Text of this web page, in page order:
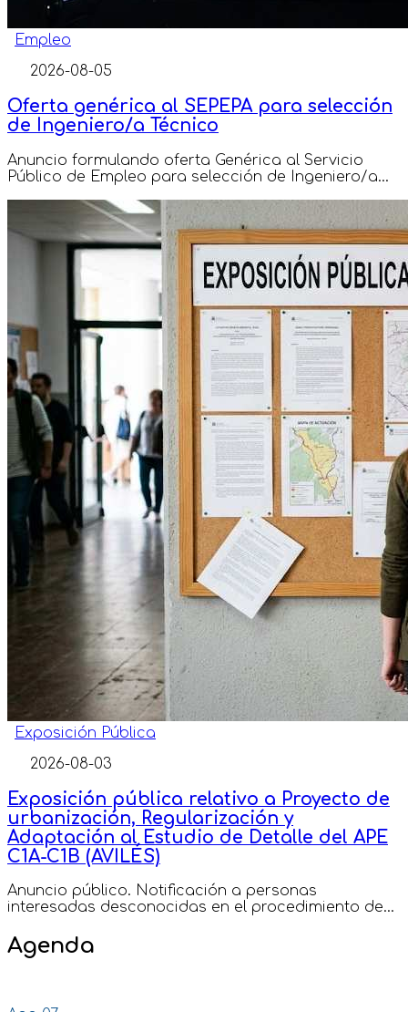
Empleo
2026-08-05
Oferta genérica al SEPEPA para selección
de Ingeniero/a Técnico
Anuncio formulando oferta Genérica al Servicio
Público de Empleo para selección de Ingeniero/a...
Exposición Pública
2026-08-03
Exposición pública relativo a Proyecto de
urbanización, Regularización y
Adaptación al Estudio de Detalle del APE
C1A-C1B (AVILÉS)
Anuncio público. Notificación a personas
interesadas desconocidas en el procedimiento de...
Agenda